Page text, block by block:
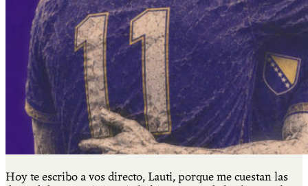
Más
Actividades & contenido
AJÍ EN YOUTUBE
Hoy te escribo a vos directo, Lauti, porque me cuestan las